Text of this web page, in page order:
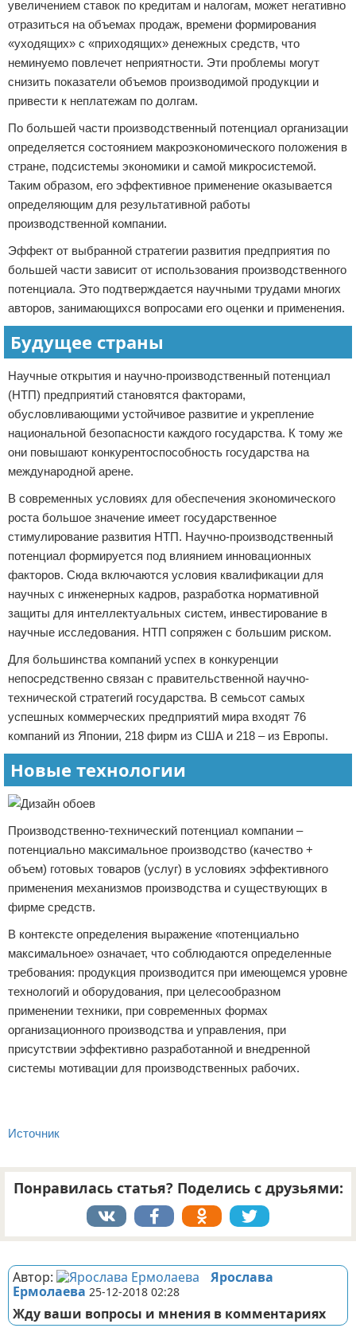
увеличением ставок по кредитам и налогам, может негативно
отразиться на объемах продаж, времени формирования
«уходящих» с «приходящих» денежных средств, что
неминуемо повлечет неприятности. Эти проблемы могут
снизить показатели объемов производимой продукции и
привести к неплатежам по долгам.
По большей части производственный потенциал организации
определяется состоянием макроэкономического положения в
стране, подсистемы экономики и самой микросистемой.
Таким образом, его эффективное применение оказывается
определяющим для результативной работы
производственной компании.
Эффект от выбранной стратегии развития предприятия по
большей части зависит от использования производственного
потенциала. Это подтверждается научными трудами многих
авторов, занимающихся вопросами его оценки и применения.
Будущее страны
Научные открытия и научно-производственный потенциал
(НТП) предприятий становятся факторами,
обусловливающими устойчивое развитие и укрепление
национальной безопасности каждого государства. К тому же
они повышают конкурентоспособность государства на
международной арене.
В современных условиях для обеспечения экономического
роста большое значение имеет государственное
стимулирование развития НТП. Научно-производственный
потенциал формируется под влиянием инновационных
факторов. Сюда включаются условия квалификации для
научных с инженерных кадров, разработка нормативной
защиты для интеллектуальных систем, инвестирование в
научные исследования. НТП сопряжен с большим риском.
Для большинства компаний успех в конкуренции
непосредственно связан с правительственной научно-
технической стратегий государства. В семьсот самых
успешных коммерческих предприятий мира входят 76
компаний из Японии, 218 фирм из США и 218 – из Европы.
Новые технологии
Производственно-технический потенциал компании –
потенциально максимальное производство (качество +
объем) готовых товаров (услуг) в условиях эффективного
применения механизмов производства и существующих в
фирме средств.
В контексте определения выражение «потенциально
максимальное» означает, что соблюдаются определенные
требования: продукция производится при имеющемся уровне
технологий и оборудования, при целесообразном
применении техники, при современных формах
организационного производства и управления, при
присутствии эффективно разработанной и внедренной
системы мотивации для производственных рабочих.
Источник
Понравилась статья? Поделись с друзьями:
Автор:
Ярослава
Ермолаева 25-12-2018 02:28
Жду ваши вопросы и мнения в комментариях